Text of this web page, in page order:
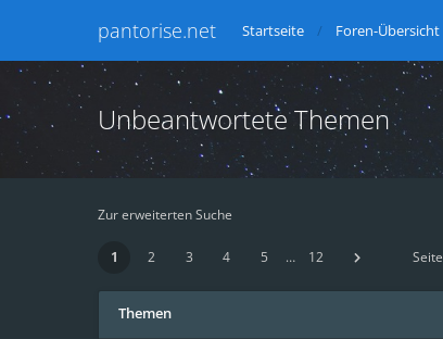
pantorise.net Startseite Foren-Übersicht
Unbeantwortete Themen
Zur erweiterten Suche
1 2 3 4 5 … 12 Seite
Themen